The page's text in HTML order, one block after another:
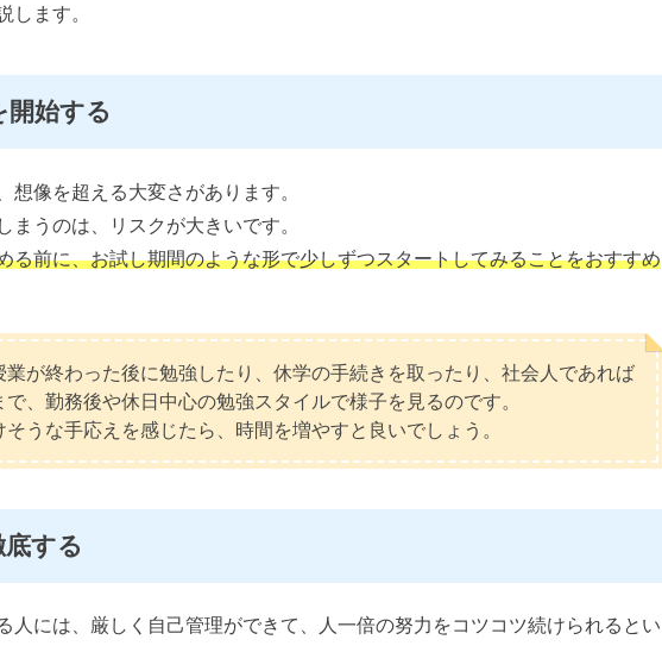
します。
開始する
想像を超える大変さがあります。
まうのは、リスクが大きいです。
る前に、お試し期間のような形で少しずつスタートしてみることをおすすめ
業が終わった後に勉強したり、休学の手続きを取ったり、社会人であれば
、勤務後や休日中心の勉強スタイルで様子を見るのです。
うな手応えを感じたら、時間を増やすと良いでしょう。
する
人には、厳しく自己管理ができて、人一倍の努力をコツコツ続けられるとい